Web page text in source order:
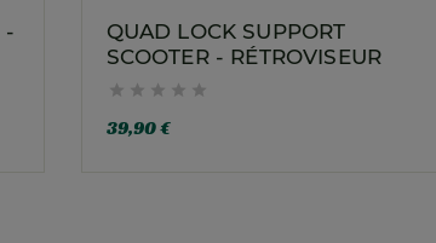
-
QUAD LOCK SUPPORT
SCOOTER - RÉTROVISEUR
    
39,90 €